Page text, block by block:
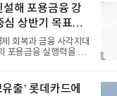
해 포용금융 강
상반기 목표
회복과 금융 사각지대
포용금융 실행력을 대
출’ 롯데카드에